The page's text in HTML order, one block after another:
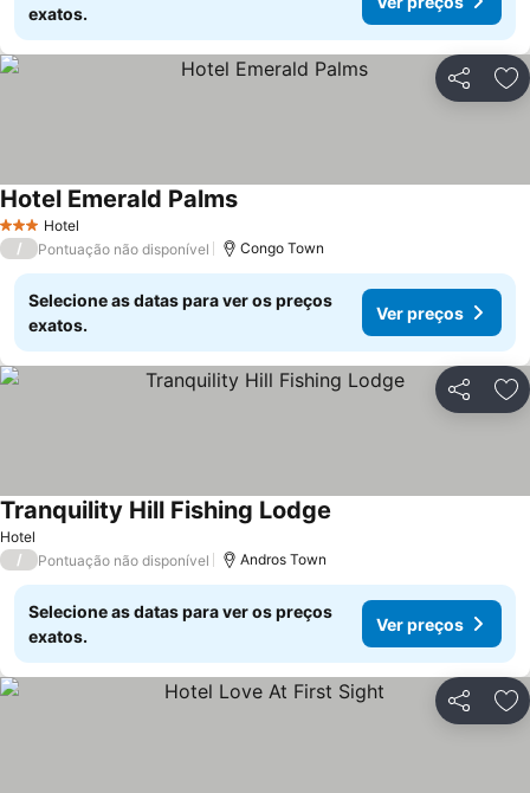
exatos.
Partilhar
3 EstrelasHotel
Hotel Emerald PalmsVer preços
/ Pontuação não disponível Congo Town
Selecione as datas para ver os preços
exatos.
Ver preços
Partilhar
Hotel
Tranquility Hill Fishing Lodge
/ Pontuação não disponível Andros Town
Selecione as datas para ver os preços
exatos.
Ver preços
Partilhar